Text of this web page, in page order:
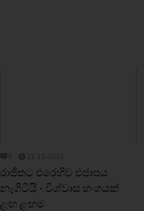
රාජිතට එරෙහිව එජාපය
නැගිටියි - විශ්වාස භංගයක්
ළඟ ළඟම